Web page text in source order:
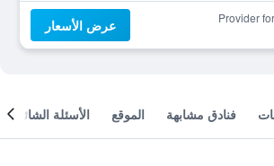
Provider
عرض الأسعار
فنادق مشابهة الموقع الأسئلة الشائعة